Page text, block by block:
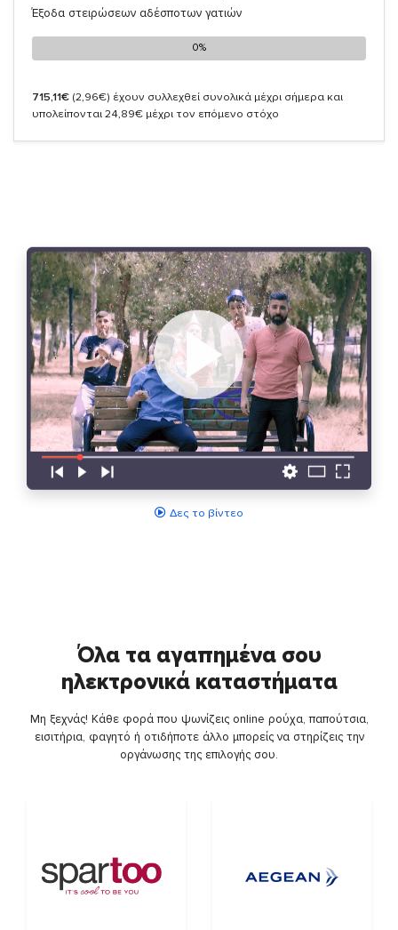
Έξοδα στειρώσεων αδέσποτων γατιών
0%
0%
715,11€ (2,96€) έχουν συλλεχθεί συνολικά μέχρι σήμερα και
υπολείπονται 24,89€ μέχρι τον επόμενο στόχο
Δες το βίντεο
Όλα τα αγαπημένα σου
ηλεκτρονικά καταστήματα
Μη ξεχνάς! Κάθε φορά που ψωνίζεις online ρούχα, παπούτσια,
εισιτήρια, φαγητό ή οτιδήποτε άλλο μπορείς να στηρίζεις την
οργάνωσης της επιλογής σου.